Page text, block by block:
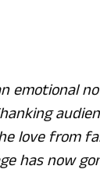
emotional
love from
has now